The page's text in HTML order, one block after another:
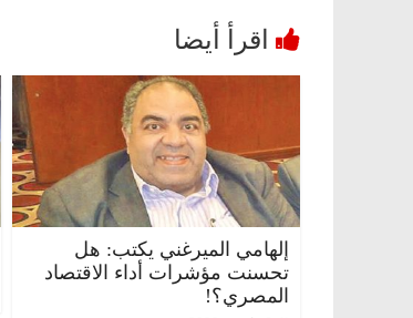
إلهامي الميرغني يكتب: هل
تحسنت مؤشرات أداء الاقتصاد
المصري؟!